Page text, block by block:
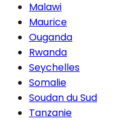
Malawi
Maurice
Ouganda
Rwanda
Seychelles
Somalie
Soudan du Sud
Tanzanie